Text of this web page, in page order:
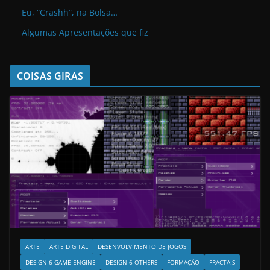
Eu, “Crashh”, na Bolsa…
Algumas Apresentações que fiz
COISAS GIRAS
ARTE ARTE DIGITAL
DESENVOLVIMENTO DE JOGOS
DESIGN 6 GAME ENGINE
DESIGN 6 OTHERS FORMAÇÃO
FRACTAIS